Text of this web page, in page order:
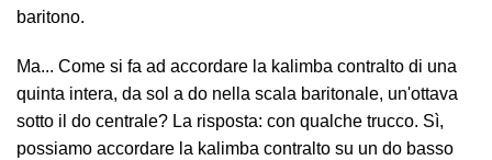
baritono.
Ma... Come si fa ad accordare la kalimba contralto di una
quinta intera, da sol a do nella scala baritonale, un'ottava
sotto il do centrale? La risposta: con qualche trucco. Sì,
possiamo accordare la kalimba contralto su un do basso